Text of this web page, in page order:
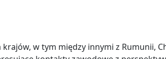
w tym między innymi z Rumunii,